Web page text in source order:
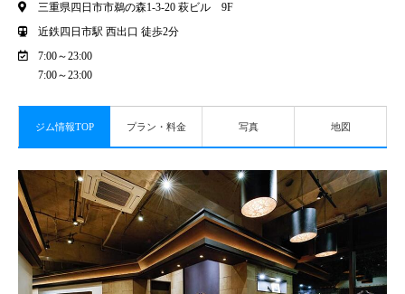
三重県四日市市鵜の森1-3-20 萩ビル 9F
近鉄四日市駅 西出口 徒歩2分
7:00～23:00
7:00～23:00
ジム情報TOP プラン・料金 写真 地図